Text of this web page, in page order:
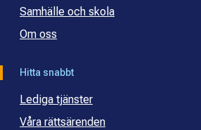
Samhälle och skola
Om oss
Hitta snabbt
Lediga tjänster
Våra rättsärenden